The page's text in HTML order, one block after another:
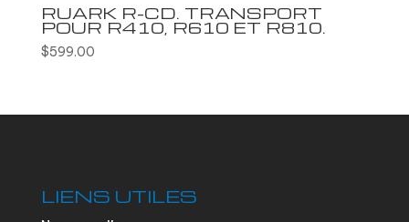
RUARK R-CD. TRANSPORT
POUR R410, R610 ET R810.
$599.00
LIENS UTILES